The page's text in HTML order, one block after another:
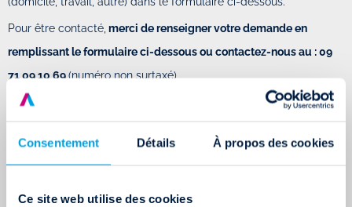
Consentement Détails À propos des cookies
Ce site web utilise des cookies
Pour être contacté, merci de renseigner votre demande en
remplissant le formulaire ci-dessous ou contactez-nous au : 09
71 09 10 69(numéro non surtaxé)
Attention : pour louer une voiture sans permis chez
votre permis de conduire
Drivalia !